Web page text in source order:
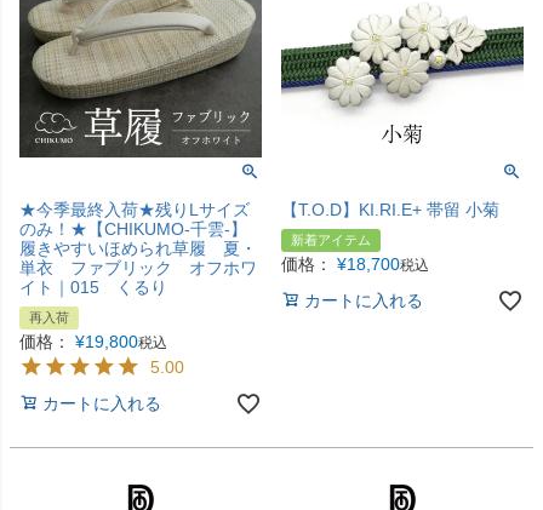
★今季最終入荷★残りLサイズ
のみ！★【CHIKUMO-千雲-】
履きやすいほめられ草履 夏・
単衣 ファブリック オフホワ
イト｜015 くるり
再入荷
価格： ¥19,800税込
5.00
カートに入れる
【T.O.D】KI.RI.E+ 帯留 小菊
新着アイテム
価格： ¥18,700税込
カートに入れる